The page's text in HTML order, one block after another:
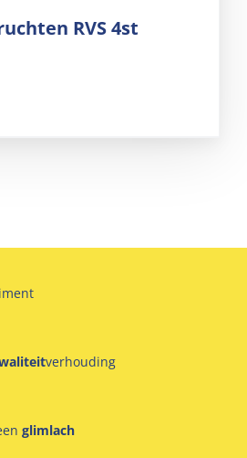
RVS 4st
verhouding
glimlach